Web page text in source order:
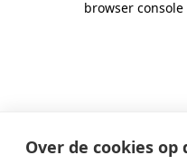
Over de cookies op
browser